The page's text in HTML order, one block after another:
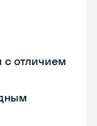
с отличием